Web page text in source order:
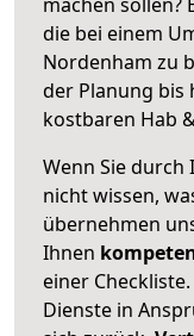
die bei einem
Nordenham zu
der Planung bis
kostbaren Hab
Wenn Sie
nicht wissen,
übernehmen
Ihnen
einer Checkliste.
Dienste in